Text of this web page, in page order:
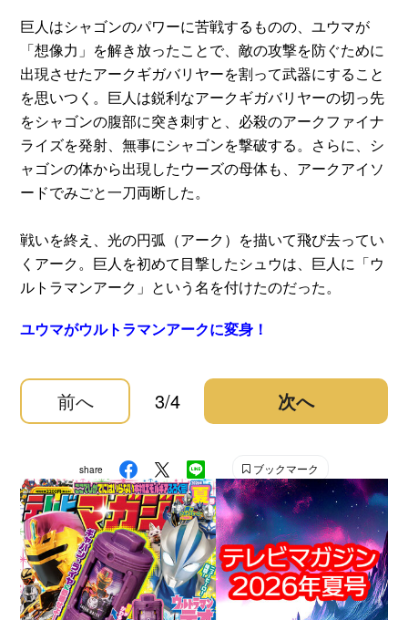
巨人はシャゴンのパワーに苦戦するものの、ユウマが
「想像力」を解き放ったことで、敵の攻撃を防ぐために
出現させたアークギガバリヤーを割って武器にすること
を思いつく。巨人は鋭利なアークギガバリヤーの切っ先
をシャゴンの腹部に突き刺すと、必殺のアークファイナ
ライズを発射、無事にシャゴンを撃破する。さらに、シ
ャゴンの体から出現したウーズの母体も、アークアイソ
ードでみごと一刀両断した。
戦いを終え、光の円弧（アーク）を描いて飛び去ってい
くアーク。巨人を初めて目撃したシュウは、巨人に「ウ
ルトラマンアーク」という名を付けたのだった。
ユウマがウルトラマンアークに変身！
前へ 3/4 次へ
share ブックマーク